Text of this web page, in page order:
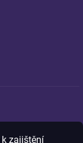
zajištění